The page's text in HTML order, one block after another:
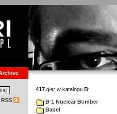
RSS
417 gier w katalogu B:
B-1 Nuclear Bomber
Babel